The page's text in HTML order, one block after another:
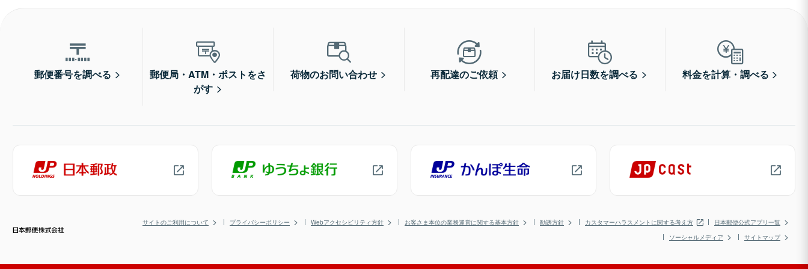
郵便番号を調べる
郵便局・ATM・ポストをさ
がす
荷物のお問い合わせ 再配達のご依頼 お届け日数を調べる 料金を計算・調べる
サイトのご利用について プライバシーポリシー Webアクセシビリティ方針 お客さま本位の業務運営に関する基本方針 勧誘方針 カスタマーハラスメントに関する考え方
日本郵便公式アプリ一覧
ソーシャルメディア
サイトマップ